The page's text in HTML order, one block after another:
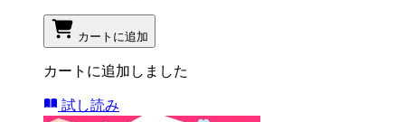
カートに追加
カートに追加しました
試し読み